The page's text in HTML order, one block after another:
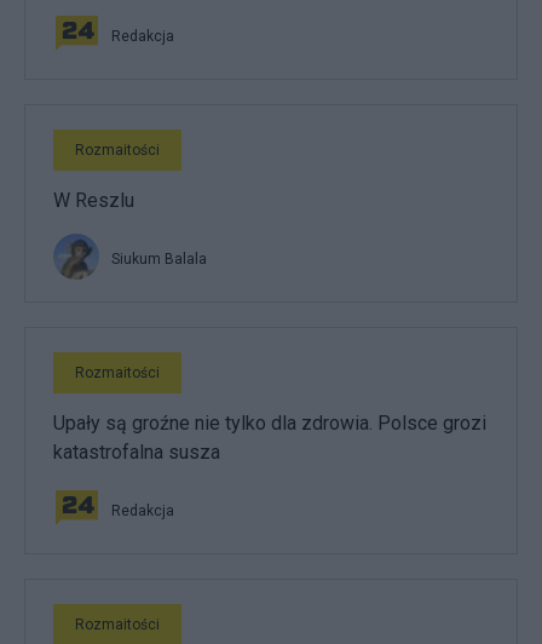
Redakcja
Rozmaitości
W Reszlu
Siukum Balala
Rozmaitości
Upały są groźne nie tylko dla zdrowia. Polsce grozi
katastrofalna susza
Redakcja
Rozmaitości